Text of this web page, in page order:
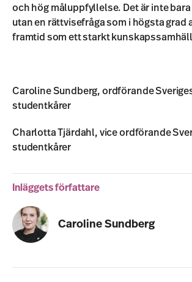
och hög måluppfyllelse. Det är inte
utan en rättvisefråga som i högsta grad
framtid som ett starkt
Caroline Sundberg, ordförande
studentkårer
Charlotta Tjärdahl, vice ordförande
studentkårer
Inläggets författare
Caroline Sundberg